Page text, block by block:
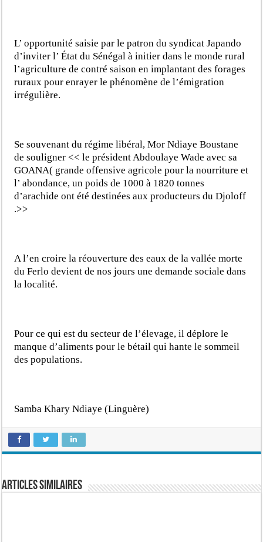
L’ opportunité saisie par le patron du syndicat Japando
d’inviter l’ État du Sénégal à initier dans le monde rural
l’agriculture de contré saison en implantant des forages
ruraux pour enrayer le phénomène de l’émigration
irrégulière.
Se souvenant du régime libéral, Mor Ndiaye Boustane
de souligner << le président Abdoulaye Wade avec sa
GOANA( grande offensive agricole pour la nourriture et
l’ abondance, un poids de 1000 à 1820 tonnes
d’arachide ont été destinées aux producteurs du Djoloff
.>>
A l’en croire la réouverture des eaux de la vallée morte
du Ferlo devient de nos jours une demande sociale dans
la localité.
Pour ce qui est du secteur de l’élevage, il déplore le
manque d’aliments pour le bétail qui hante le sommeil
des populations.
Samba Khary Ndiaye (Linguère)
Articles similaires